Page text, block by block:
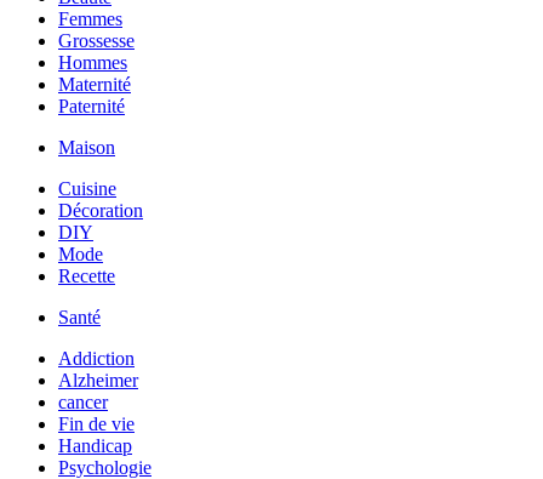
Femmes
Grossesse
Hommes
Maternité
Paternité
Maison
Cuisine
Décoration
DIY
Mode
Recette
Santé
Addiction
Alzheimer
cancer
Fin de vie
Handicap
Psychologie